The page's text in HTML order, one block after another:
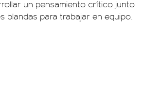
un pensamiento crítico junto
blandas para trabajar en equipo.